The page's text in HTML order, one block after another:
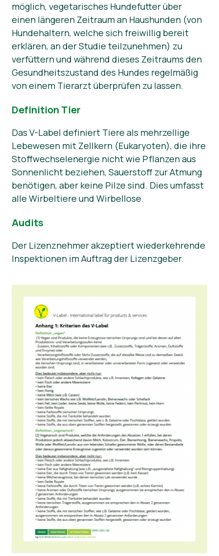
möglich, vegetarisches Hundefutter über
einen längeren Zeitraum an Haushunden (von
Hundehaltern, welche sich freiwillig bereit
erklären, an der Studie teilzunehmen) zu
verfüttern und während dieses Zeitraums den
Gesundheitszustand des Hundes regelmäßig
von einem Tierarzt überprüfen zu lassen.
Definition Tier
Das V-Label definiert Tiere als mehrzellige
Lebewesen mit Zellkern (Eukaryoten), die ihre
Stoffwechselenergie nicht wie Pflanzen aus
Sonnenlicht beziehen, Sauerstoff zur Atmung
benötigen, aber keine Pilze sind. Dies umfasst
alle Wirbeltiere und Wirbellose.
Audits
Der Lizenznehmer akzeptiert wiederkehrende
Inspektionen im Auftrag der Lizenzgeber.